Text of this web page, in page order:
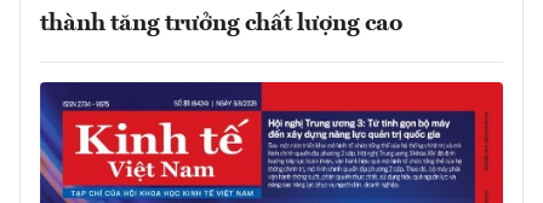
thành tăng trưởng chất lượng cao